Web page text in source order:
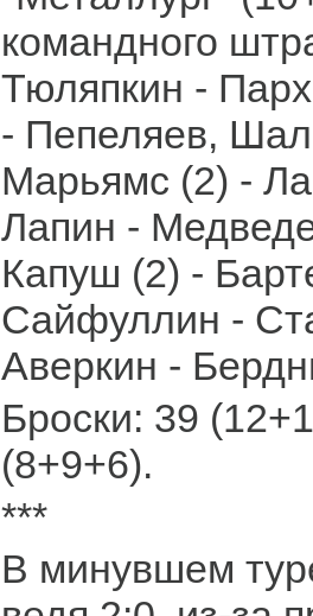
командного
Тюляпкин -
- Пепеляев,
Марьямс (2) -
Лапин -
Капуш (2) -
Сайфуллин -
Аверкин -
Броски: 39
(8+9+6).
***
В минувшем